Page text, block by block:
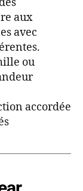
aux
avec
ou
accordée